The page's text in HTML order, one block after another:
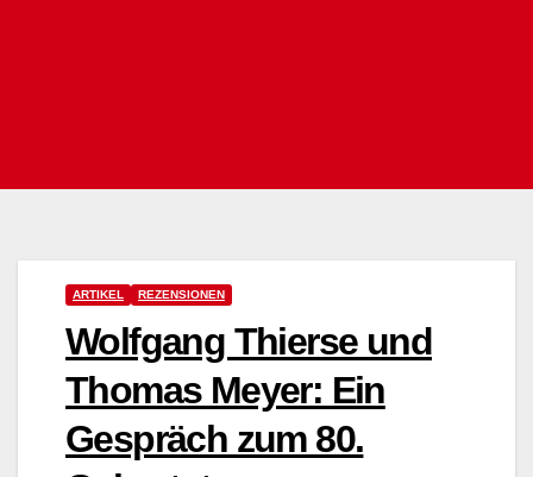
ARTIKEL REZENSIONEN
Wolfgang Thierse und
Thomas Meyer: Ein
Gespräch zum 80.